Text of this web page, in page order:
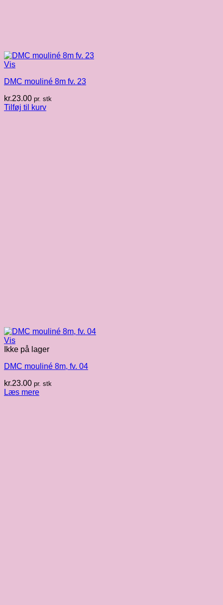
Vis
DMC mouliné 8m fv. 23
kr.23.00 pr. stk
Tilføj til kurv
Vis
Ikke på lager
DMC mouliné 8m, fv. 04
kr.23.00 pr. stk
Læs mere